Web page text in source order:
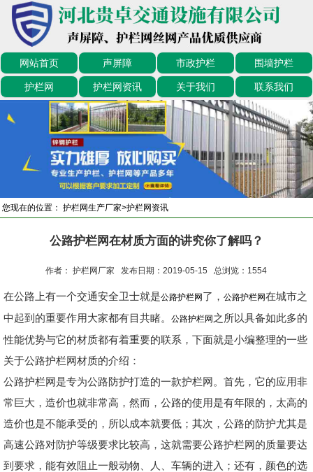
网站首页 声屏障 市政护栏 围墙护栏
护栏网 护栏网资讯 关于我们 联系我们
您现在的位置： 护栏网生产厂家>护栏网资讯
公路护栏网在材质方面的讲究你了解吗？
作者： 护栏网厂家 发布日期：2019-05-15 总浏览： 1554
在公路上有一个交通安全卫士就是公路护栏网了，公路护栏网在城市之
中起到的重要作用大家都有目共睹。公路护栏网之所以具备如此多的
性能优势与它的材质都有着重要的联系，下面就是小编整理的一些
关于公路护栏网材质的介绍：
公路护栏网是专为公路防护打造的一款护栏网。首先，它的应用非
常巨大，造价也就非常高，然而，公路的使用是有年限的，太高的
造价也是不能承受的，所以成本就要低；其次，公路的防护尤其是
高速公路对防护等级要求比较高，这就需要公路护栏网的质量要达
到要求，能有效阻止一般动物、人、车辆的进入；还有，颜色的选